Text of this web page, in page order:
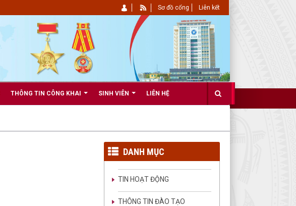
THÔNG TIN CÔNG KHAI SINH VIÊN LIÊN HỆ
Sơ đồ cổng Liên kết
DANH MỤC
TIN HOẠT ĐỘNG
THÔNG TIN ĐÀO TẠO